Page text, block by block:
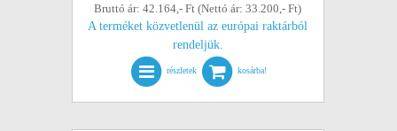
Bruttó ár: 42.164,- Ft (Nettó ár: 33.200,- Ft)
A terméket közvetlenül az európai raktárból
rendeljük.
részletek kosárba!